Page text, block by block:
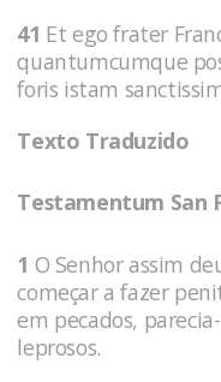
41 Et ego frater
quantumcumque
foris istam
Texto Traduzido
Testamentum San
1 O Senhor assim
começar a fazer
em pecados,
leprosos.